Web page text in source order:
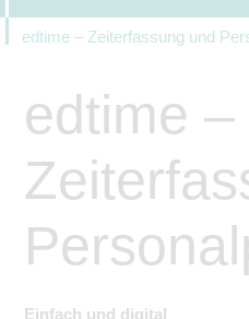
edtime – Zeiterfassung und
edtime –
Einfach und digital